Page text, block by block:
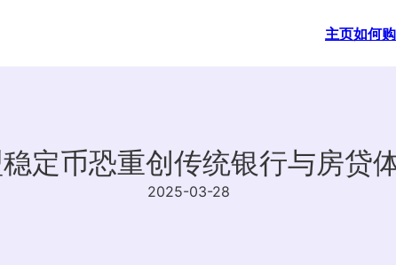
主页如何
定币恐重创传统银行与房贷
2025-03-28